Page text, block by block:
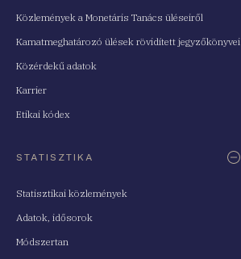
Közlemények a Monetáris Tanács üléseiről
Kamatmeghatározó ülések rövidített jegyzőkönyvei
Közérdekű adatok
Karrier
Etikai kódex
STATISZTIKA
Statisztikai közlemények
Adatok, idősorok
Módszertan